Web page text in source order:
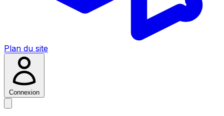
Plan du site
Connexion